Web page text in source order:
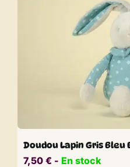
Doudou Lapin Gris Bleu
7,50 € ​​ - En stock